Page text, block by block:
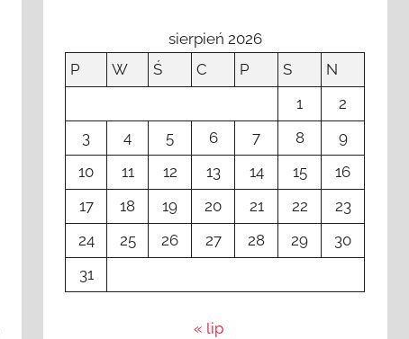
sierpień 2026
P
W Ś C P S
N
1
2
3
4 5 6 7 8
9
10
11 12 13 14 15
16
17
18 19 20 21 22
23
24
25 26 27 28 29
30
31
« lip